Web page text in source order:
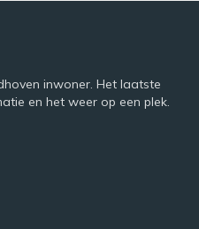
inwoner. Het laatste
en het weer op een plek.